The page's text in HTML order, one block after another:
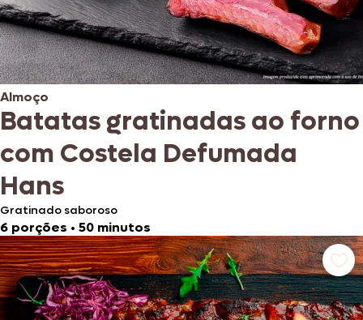
Almoço
Batatas gratinadas ao forno
com Costela Defumada
Hans
Gratinado saboroso
6 porções • 50 minutos